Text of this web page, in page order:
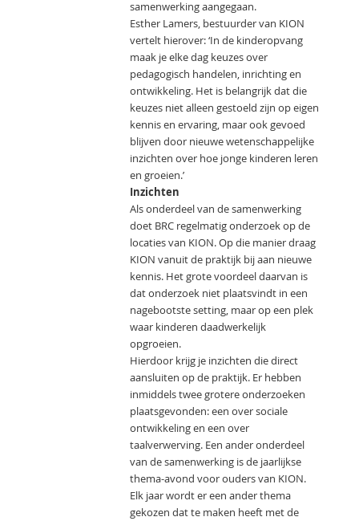
samenwerking aangegaan.
Esther Lamers, bestuurder van KION
vertelt hierover: ‘In de kinderopvang
maak je elke dag keuzes over
pedagogisch handelen, inrichting en
ontwikkeling. Het is belangrijk dat die
keuzes niet alleen gestoeld zijn op eigen
kennis en ervaring, maar ook gevoed
blijven door nieuwe wetenschappelijke
inzichten over hoe jonge kinderen leren
en groeien.’
Inzichten
Als onderdeel van de samenwerking
doet BRC regelmatig onderzoek op de
locaties van KION. Op die manier draag
KION vanuit de praktijk bij aan nieuwe
kennis. Het grote voordeel daarvan is
dat onderzoek niet plaatsvindt in een
nagebootste setting, maar op een plek
waar kinderen daadwerkelijk
opgroeien.
Hierdoor krijg je inzichten die direct
aansluiten op de praktijk. Er hebben
inmiddels twee grotere onderzoeken
plaatsgevonden: een over sociale
ontwikkeling en een over
taalverwerving. Een ander onderdeel
van de samenwerking is de jaarlijkse
thema-avond voor ouders van KION.
Elk jaar wordt er een ander thema
gekozen dat te maken heeft met de